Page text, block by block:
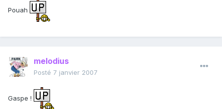
Pouah
melodius
Posté 7 janvier 2007
Gaspe !